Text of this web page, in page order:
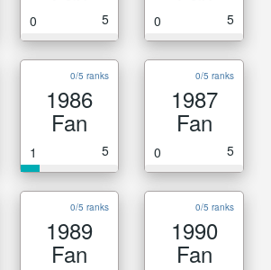
0 5 0 5
0/5 ranks
1986
Fan
1 5
0/5 ranks
1987
Fan
0 5
0/5 ranks
1989
Fan
0/5 ranks
1990
Fan